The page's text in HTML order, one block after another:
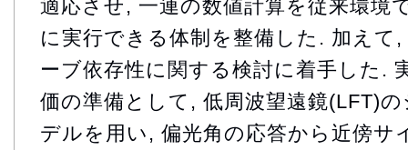
適応させ, 一連の数値計算を従来環境
に実行できる体制を整備した. 加えて
ーブ依存性に関する検討に着手した.
価の準備として, 低周波望遠鏡(LFT)
デルを用い, 偏光角の応答から近傍サ